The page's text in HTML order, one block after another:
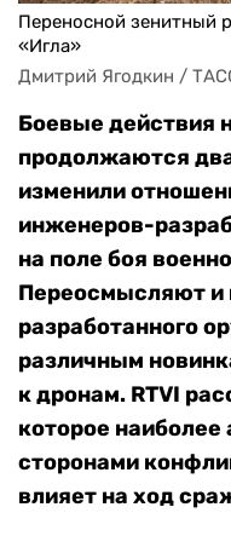
Переносной зенитный
«Игла»
Дмитрий Ягодкин /
Боевые действия
продолжаются
изменили
инженеров-
на поле боя
Переосмысляют и
разработанного
различным
к дронам. RTVI
которое наиболее
сторонами
влияет на ход